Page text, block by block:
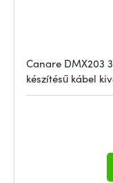
Canare DMX203
készítésű kábel